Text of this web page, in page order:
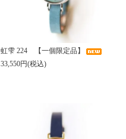
虹雫 224 【一個限定品】
33,550円(税込)